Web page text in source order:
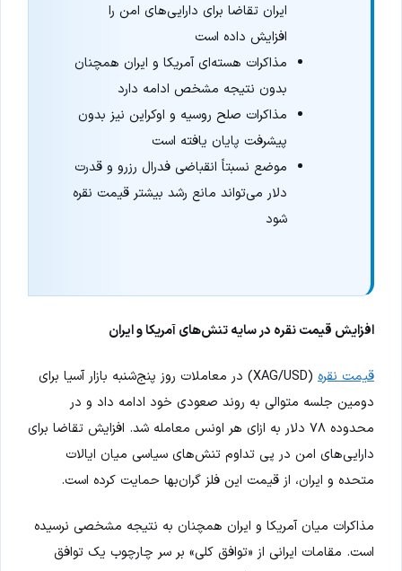
ایران تقاضا برای دارایی‌های امن را
افزایش داده است
مذاکرات هسته‌ای آمریکا و ایران همچنان
بدون نتیجه مشخص ادامه دارد
مذاکرات صلح روسیه و اوکراین نیز بدون
پیشرفت پایان یافته است
موضع نسبتاً انقباضی فدرال رزرو و قدرت
دلار می‌تواند مانع رشد بیشتر قیمت نقره
شود
افزایش قیمت نقره در سایه تنش‌های آمریکا و ایران
قیمت نقره
(XAG/USD) در معاملات روز پنج‌شنبه بازار آسیا برای
دومین جلسه متوالی به روند صعودی خود ادامه داد و در
محدوده ۷۸ دلار به ازای هر اونس معامله شد. افزایش تقاضا برای
دارایی‌های امن در پی تداوم تنش‌های سیاسی میان ایالات
متحده و ایران، از قیمت این فلز گران‌بها حمایت کرده است.
مذاکرات میان آمریکا و ایران همچنان به نتیجه مشخصی نرسیده
است. مقامات ایرانی از «توافق کلی» بر سر چارچوب یک توافق